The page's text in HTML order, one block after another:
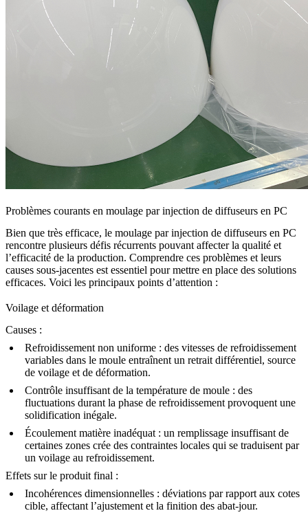
Problèmes courants en moulage par injection de diffuseurs en PC
Bien que très efficace, le moulage par injection de diffuseurs en PC
rencontre plusieurs défis récurrents pouvant affecter la qualité et
l’efficacité de la production. Comprendre ces problèmes et leurs
causes sous-jacentes est essentiel pour mettre en place des solutions
efficaces. Voici les principaux points d’attention :
Voilage et déformation
Causes :
Refroidissement non uniforme : des vitesses de refroidissement
variables dans le moule entraînent un retrait différentiel, source
de voilage et de déformation.
Contrôle insuffisant de la température de moule : des
fluctuations durant la phase de refroidissement provoquent une
solidification inégale.
Écoulement matière inadéquat : un remplissage insuffisant de
certaines zones crée des contraintes locales qui se traduisent par
un voilage au refroidissement.
Effets sur le produit final :
Incohérences dimensionnelles : déviations par rapport aux cotes
cible, affectant l’ajustement et la finition des abat-jour.